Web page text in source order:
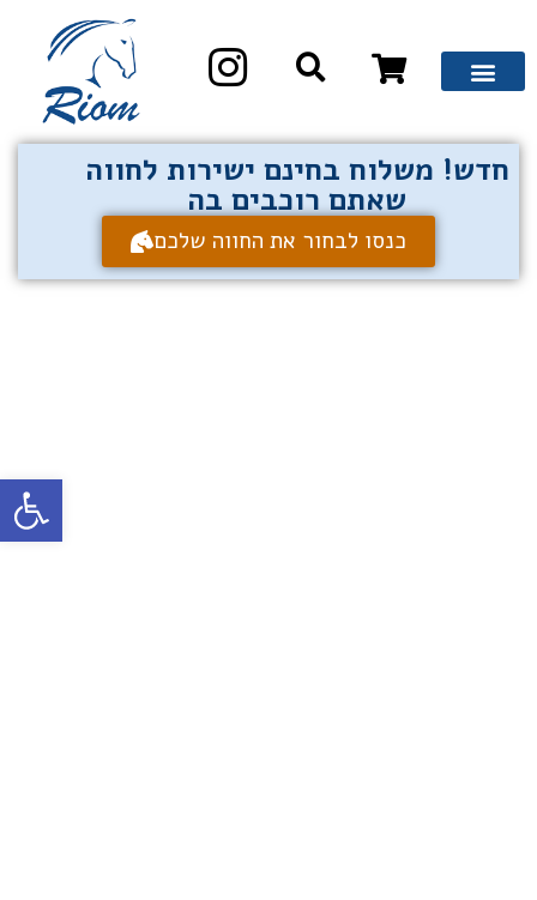
פתח
חדש! משלוח בחינם ישירות לחווה
שאתם רוכבים בה
כנסו לבחור את החווה שלכם